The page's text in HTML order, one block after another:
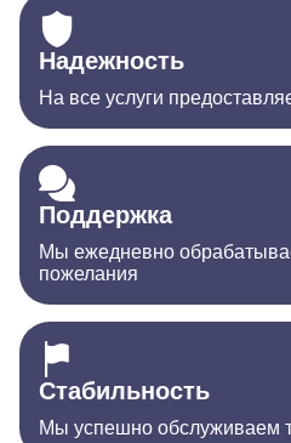
Надежность
На все услуги
Поддержка
Мы ежедневно
пожелания
Стабильность
Мы успешно обслуживаем